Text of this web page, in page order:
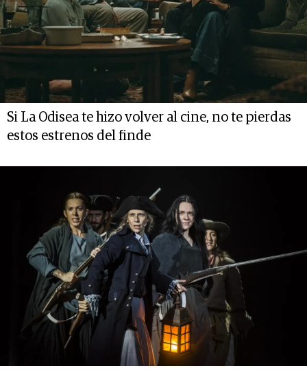
Si La Odisea te hizo volver al cine, no te pierdas
estos estrenos del finde